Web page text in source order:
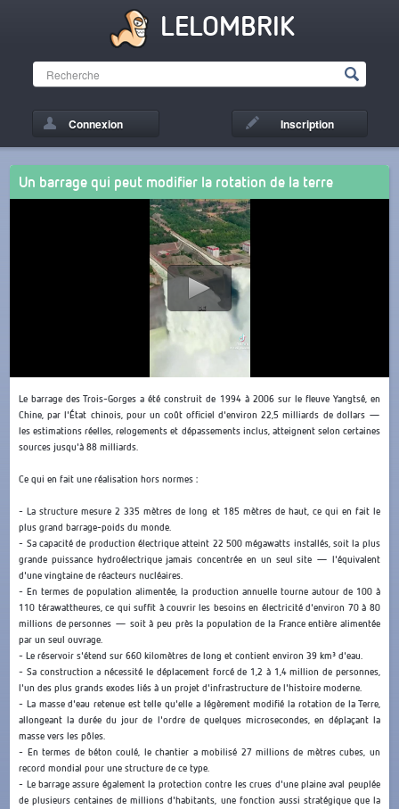
LELOMBRIK
Connexion Inscription
Un barrage qui peut modifier la rotation de la terre
Le barrage des Trois-Gorges a été construit de 1994 à 2006 sur le fleuve Yangtsé, en
Chine, par l'État chinois, pour un coût officiel d'environ 22,5 milliards de dollars —
les estimations réelles, relogements et dépassements inclus, atteignent selon certaines
sources jusqu'à 88 milliards.
Ce qui en fait une réalisation hors normes :
- La structure mesure 2 335 mètres de long et 185 mètres de haut, ce qui en fait le
plus grand barrage-poids du monde.
- Sa capacité de production électrique atteint 22 500 mégawatts installés, soit la plus
grande puissance hydroélectrique jamais concentrée en un seul site — l'équivalent
d'une vingtaine de réacteurs nucléaires.
- En termes de population alimentée, la production annuelle tourne autour de 100 à
110 térawattheures, ce qui suffit à couvrir les besoins en électricité d'environ 70 à 80
millions de personnes — soit à peu près la population de la France entière alimentée
par un seul ouvrage.
- Le réservoir s'étend sur 660 kilomètres de long et contient environ 39 km³ d'eau.
- Sa construction a nécessité le déplacement forcé de 1,2 à 1,4 million de personnes,
l'un des plus grands exodes liés à un projet d'infrastructure de l'histoire moderne.
- La masse d'eau retenue est telle qu'elle a légèrement modifié la rotation de la Terre,
allongeant la durée du jour de l'ordre de quelques microsecondes, en déplaçant la
masse vers les pôles.
- En termes de béton coulé, le chantier a mobilisé 27 millions de mètres cubes, un
record mondial pour une structure de ce type.
- Le barrage assure également la protection contre les crues d'une plaine aval peuplée
de plusieurs centaines de millions d'habitants, une fonction aussi stratégique que la